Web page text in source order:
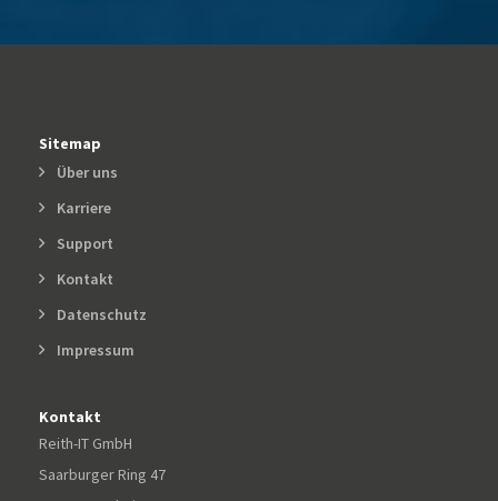
Sitemap
Über uns
Karriere
Support
Kontakt
Datenschutz
Impressum
Kontakt
Reith-IT GmbH
Saarburger Ring 47